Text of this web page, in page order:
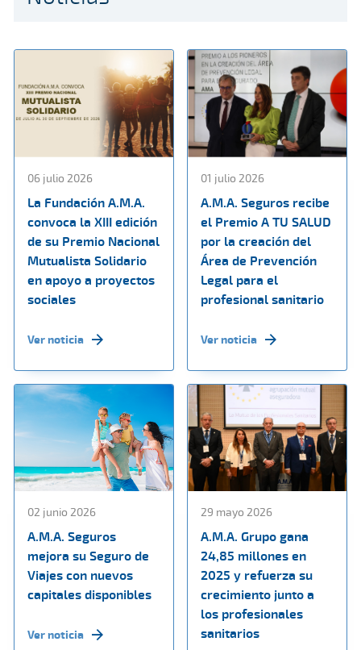
06 julio 2026
La Fundación A.M.A.
convoca la XIII edición
de su Premio Nacional
Mutualista Solidario
en apoyo a proyectos
sociales
Ver noticia
01 julio 2026
A.M.A. Seguros recibe
el Premio A TU SALUD
por la creación del
Área de Prevención
Legal para el
profesional sanitario
Ver noticia
02 junio 2026
A.M.A. Seguros
mejora su Seguro de
Viajes con nuevos
capitales disponibles
Ver noticia
29 mayo 2026
A.M.A. Grupo gana
24,85 millones en
2025 y refuerza su
crecimiento junto a
los profesionales
sanitarios